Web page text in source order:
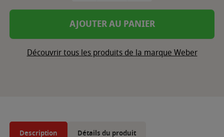
AJOUTER AU PANIER
Découvrir tous les produits de la marque Weber
Description Détails du produit